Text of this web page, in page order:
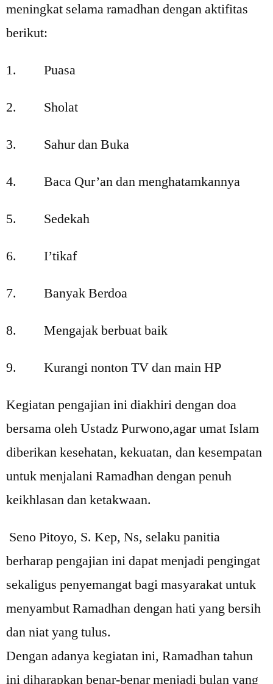
meningkat selama ramadhan dengan aktifitas
berikut:
1. Puasa
2. Sholat
3. Sahur dan Buka
4. Baca Qur’an dan menghatamkannya
5. Sedekah
6. I’tikaf
7. Banyak Berdoa
8. Mengajak berbuat baik
9. Kurangi nonton TV dan main HP
Kegiatan pengajian ini diakhiri dengan doa
bersama oleh Ustadz Purwono,agar umat Islam
diberikan kesehatan, kekuatan, dan kesempatan
untuk menjalani Ramadhan dengan penuh
keikhlasan dan ketakwaan.
Seno Pitoyo, S. Kep, Ns, selaku panitia
berharap pengajian ini dapat menjadi pengingat
sekaligus penyemangat bagi masyarakat untuk
menyambut Ramadhan dengan hati yang bersih
dan niat yang tulus.
Dengan adanya kegiatan ini, Ramadhan tahun
ini diharapkan benar-benar menjadi bulan yang